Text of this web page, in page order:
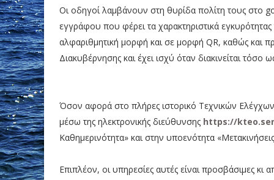
Οι οδηγοί λαμβάνουν στη θυρίδα πολίτη τους στο
εγγράφου που φέρει τα χαρακτηριστικά
αλφαριθμητική μορφή και σε μορφή QR, καθώς και
Διακυβέρνησης και έχει ισχύ όταν διακινείται
Όσον αφορά στο πλήρες ιστορικό Τεχνικών
μέσω της ηλεκτρονικής διεύθυνσης https://
Καθημερινότητα» και στην υποενότητα
Επιπλέον, οι υπηρεσίες αυτές είναι προσβάσιμες κι